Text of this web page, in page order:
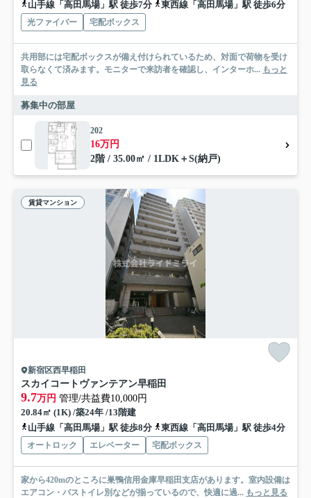
山手線「高田馬場」駅 徒歩7分
東西線「高田馬場」駅 徒歩6分
光ファイバー 宅配ボックス
共用部には宅配ボックスが備え付けられているため、対面で荷物を受け
取らなくて済みます。モニターで来訪者を確認し、インターホ... もっと
見る
募集中の部屋
202
16万円
2階 / 35.00㎡ / 1LDK＋S(納戸)
賃貸マンション
新宿区西早稲田
スカイコートヴァンテアン早稲田
9.7万円 管理/共益費10,000円
20.84㎡ (1K) /築24年 /13階建
山手線「高田馬場」駅 徒歩8分
東西線「高田馬場」駅 徒歩4分
オートロック エレベーター 宅配ボックス
家から420mのところに巣鴨信用金庫早稲田支店があります。室内設備は
エアコン・バストイレ別などが揃っているので、快適に過... もっと見る